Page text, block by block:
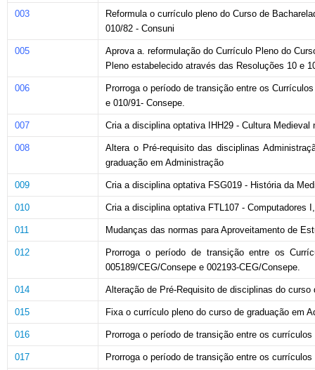
003
Reformula o currículo pleno do Curso de
010/82 - Consuni
005
Aprova a. reformulação do Currículo Pleno do
Pleno estabelecido através das Resoluções 10 e
006
Prorroga o período de transição entre os
e 010/91- Consepe.
007 Cria a disciplina optativa IHH29 - Cultura Medieval
008
Altera o Pré-requisito das disciplinas
graduação em Administração
009 Cria a disciplina optativa FSG019 - História da
010 Cria a disciplina optativa FTL107 - Computadores
011 Mudanças das normas para Aproveitamento de
012
Prorroga o período de transição entre os
005189/CEG/Consepe e 002193-CEG/Consepe.
014 Alteração de Pré-Requisito de disciplinas do curso
015 Fixa o currículo pleno do curso de graduação em
016 Prorroga o período de transição entre os
017 Prorroga o período de transição entre os